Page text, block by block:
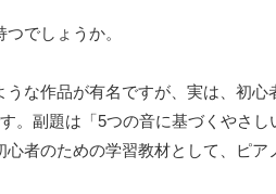
でしょうか。
な作品が有名ですが、実は、初
。副題は「5つの音に基づくやさ
者のための学習教材として、ピア